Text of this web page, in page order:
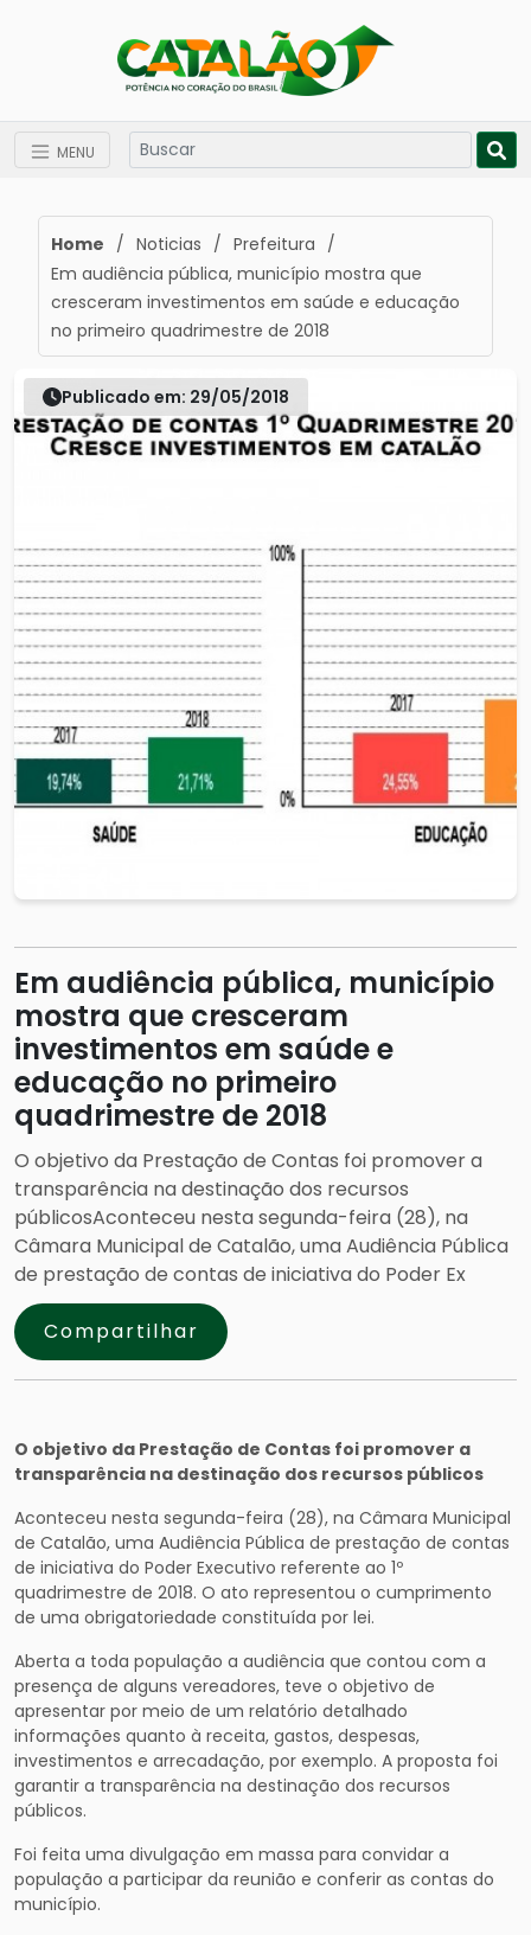
MENU
Home / Noticias / Prefeitura /
Em audiência pública, município mostra que
cresceram investimentos em saúde e educação
no primeiro quadrimestre de 2018
Publicado em: 29/05/2018
Em audiência pública, município
mostra que cresceram
investimentos em saúde e
educação no primeiro
quadrimestre de 2018
O objetivo da Prestação de Contas foi promover a
transparência na destinação dos recursos
públicosAconteceu nesta segunda-feira (28), na
Câmara Municipal de Catalão, uma Audiência Pública
de prestação de contas de iniciativa do Poder Ex
Compartilhar
O objetivo da Prestação de Contas foi promover a
transparência na destinação dos recursos públicos
Aconteceu nesta segunda-feira (28), na Câmara Municipal
de Catalão, uma Audiência Pública de prestação de contas
de iniciativa do Poder Executivo referente ao 1º
quadrimestre de 2018. O ato representou o cumprimento
de uma obrigatoriedade constituída por lei.
Aberta a toda população a audiência que contou com a
presença de alguns vereadores, teve o objetivo de
apresentar por meio de um relatório detalhado
informações quanto à receita, gastos, despesas,
investimentos e arrecadação, por exemplo. A proposta foi
garantir a transparência na destinação dos recursos
públicos.
Foi feita uma divulgação em massa para convidar a
população a participar da reunião e conferir as contas do
município.